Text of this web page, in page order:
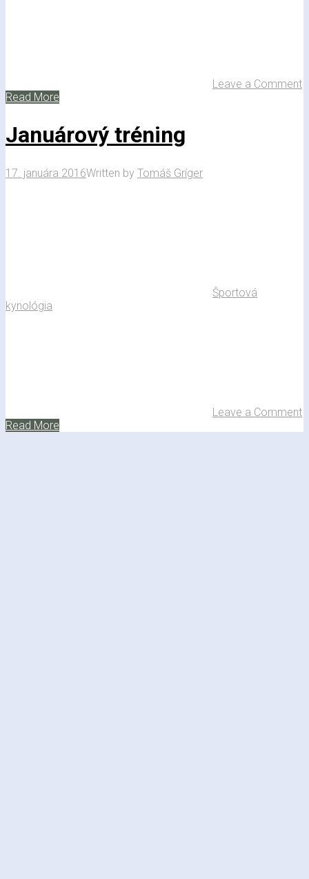
Leave a Comment
Read More
Januárový tréning
17. januára 2016Written by Tomáš Gríger
Športová
kynológia
Leave a Comment
Read More